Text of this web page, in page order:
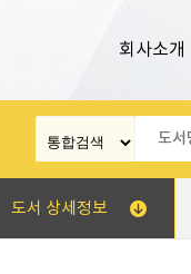
회사소개
도서 상세정보